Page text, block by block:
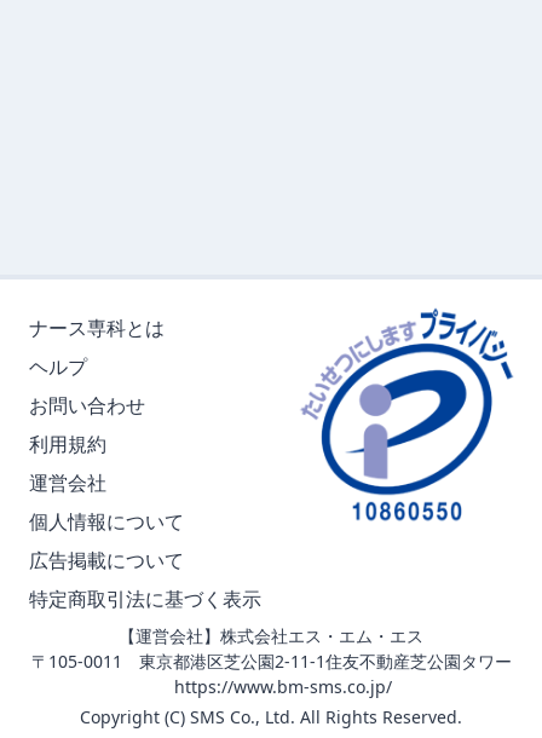
ナース専科とは
ヘルプ
お問い合わせ
利用規約
運営会社
個人情報について
広告掲載について
特定商取引法に基づく表示
【運営会社】株式会社エス・エム・エス
〒105-0011 東京都港区芝公園2-11-1住友不動産芝公園タワー
https://www.bm-sms.co.jp/
Copyright (C) SMS Co., Ltd. All Rights Reserved.